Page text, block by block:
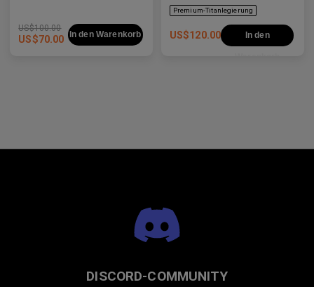
US$100.00
US$70.00 In den Warenkorb US$120.00 In den
DISCORD-COMMUNITY